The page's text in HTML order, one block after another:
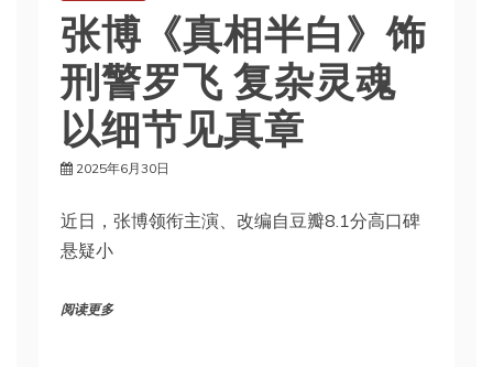
张博《真相半白》饰
刑警罗飞 复杂灵魂
以细节见真章
2025年6月30日
近日，张博领衔主演、改编自豆瓣8.1分高口碑
悬疑小
阅读更多